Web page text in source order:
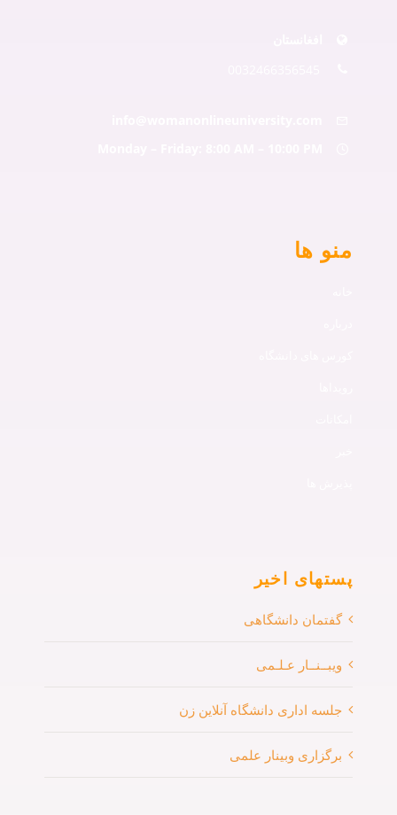
منو ها
پستهای اخیر
گفتمان دانشگاهی
ویبــنــار عـلـمی
جلسه اداری دانشگاه آنلاین زن
برگزاری وبینار علمی